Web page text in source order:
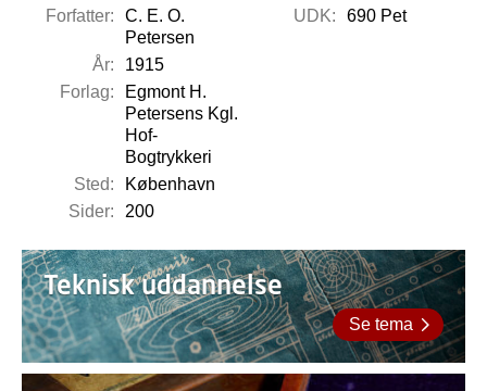
Forfatter:
C. E. O.
Petersen
År:
1915
Forlag:
Egmont H.
Petersens Kgl.
Hof-
Bogtrykkeri
Sted:
København
Sider:
200
UDK: 690 Pet
Teknisk uddannelse
Se tema